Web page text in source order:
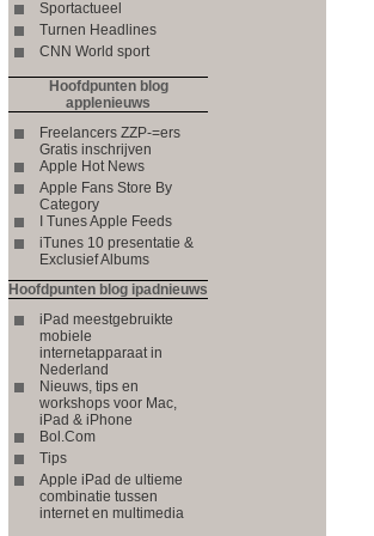
Sportactueel
Turnen Headlines
CNN World sport
Hoofdpunten blog
applenieuws
Freelancers ZZP-=ers
Gratis inschrijven
Apple Hot News
Apple Fans Store By
Category
I Tunes Apple Feeds
iTunes 10 presentatie &
Exclusief Albums
Hoofdpunten blog ipadnieuws
iPad meestgebruikte
mobiele
internetapparaat in
Nederland
Nieuws, tips en
workshops voor Mac,
iPad & iPhone
Bol.Com
Tips
Apple iPad de ultieme
combinatie tussen
internet en multimedia